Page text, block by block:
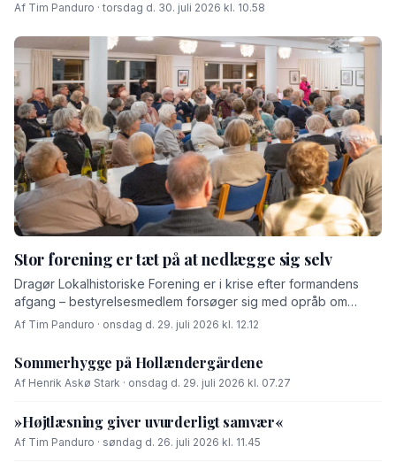
Af Tim Panduro · torsdag d. 30. juli 2026 kl. 10.58
Stor forening er tæt på at nedlægge sig selv
Drag­ør Lokalhistoriske Forening er i krise efter formandens
afgang – bestyrelsesmedlem forsøger sig med opråb om
hjælp udefra.
Af Tim Panduro · onsdag d. 29. juli 2026 kl. 12.12
Sommerhygge på Hollændergårdene
Af Henrik Askø Stark · onsdag d. 29. juli 2026 kl. 07.27
»Højtlæsning giver uvurderligt samvær«
Af Tim Panduro · søndag d. 26. juli 2026 kl. 11.45